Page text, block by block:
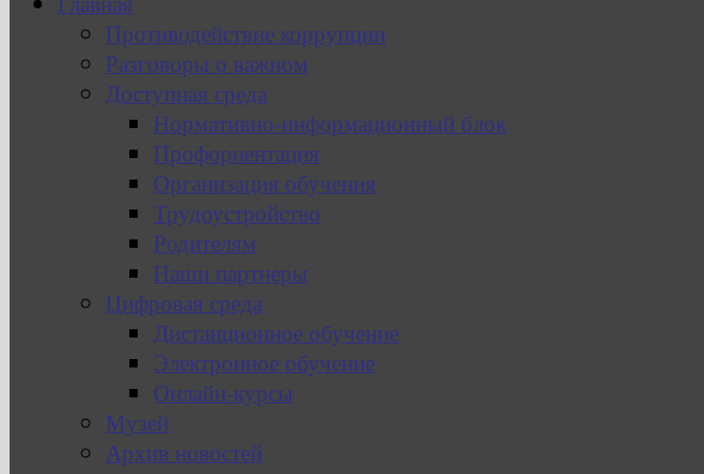
Противодействие коррупции
Разговоры о важном
Доступная среда
Нормативно-информационный блок
Профориентация
Организация обучения
Трудоустройство
Родителям
Наши партнеры
Цифровая среда
Дистанционное обучение
Электронное обучение
Онлайн-курсы
Музей
Архив новостей